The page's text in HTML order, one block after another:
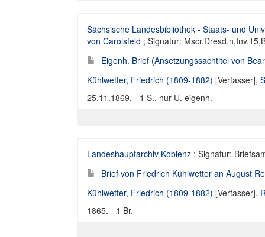
Sächsische Landesbibliothek - Staats- und
von Carolsfeld ; Signatur:
Eigenh. Brief (Ansetzungssachtitel von
Kühlwetter, Friedrich (1809-1882) [Verfasser],
25.11.1869. - 1 S., nur U. eigenh.
Landeshauptarchiv Koblenz ; Signatur:
Brief von Friedrich Kühlwetter an August
Kühlwetter, Friedrich (1809-1882) [Verfasser],
1865. - 1 Br.